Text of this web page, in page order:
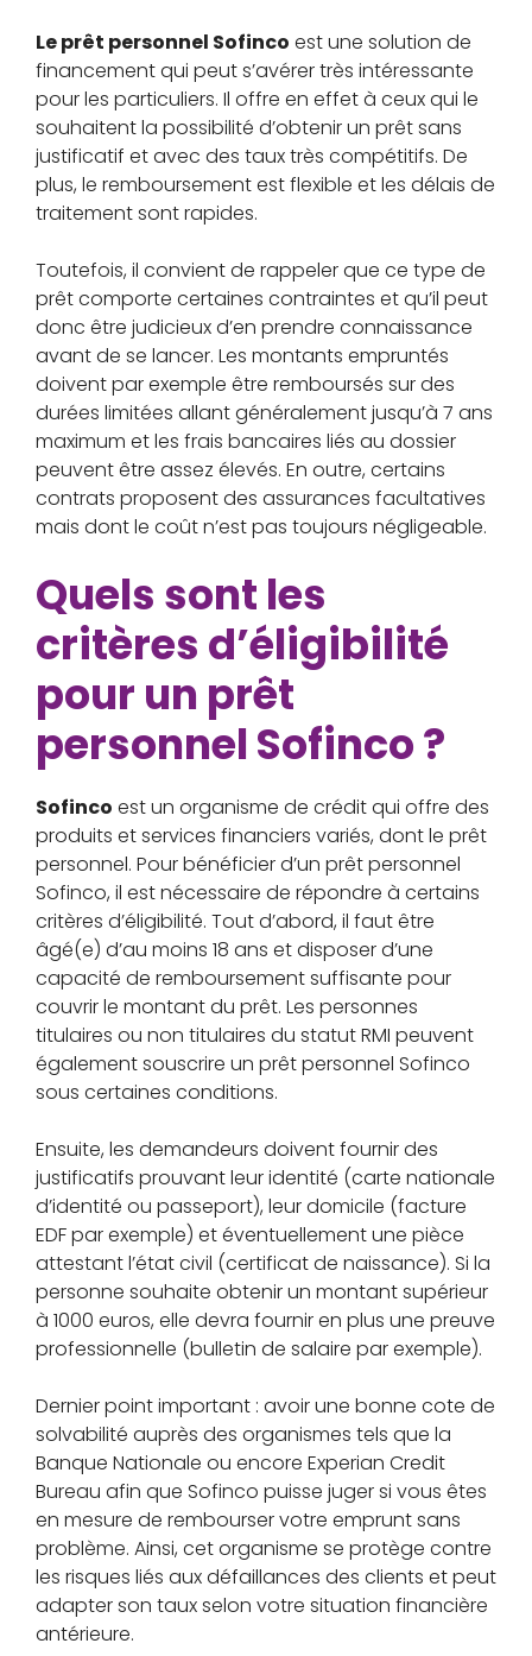
Le prêt personnel Sofinco est une solution de
financement qui peut s’avérer très intéressante
pour les particuliers. Il offre en effet à ceux qui le
souhaitent la possibilité d’obtenir un prêt sans
justificatif et avec des taux très compétitifs. De
plus, le remboursement est flexible et les délais de
traitement sont rapides.
Toutefois, il convient de rappeler que ce type de
prêt comporte certaines contraintes et qu’il peut
donc être judicieux d’en prendre connaissance
avant de se lancer. Les montants empruntés
doivent par exemple être remboursés sur des
durées limitées allant généralement jusqu’à 7 ans
maximum et les frais bancaires liés au dossier
peuvent être assez élevés. En outre, certains
contrats proposent des assurances facultatives
mais dont le coût n’est pas toujours négligeable.
Quels sont les
critères d’éligibilité
pour un prêt
personnel Sofinco ?
Sofinco est un organisme de crédit qui offre des
produits et services financiers variés, dont le prêt
personnel. Pour bénéficier d’un prêt personnel
Sofinco, il est nécessaire de répondre à certains
critères d’éligibilité. Tout d’abord, il faut être
âgé(e) d’au moins 18 ans et disposer d’une
capacité de remboursement suffisante pour
couvrir le montant du prêt. Les personnes
titulaires ou non titulaires du statut RMI peuvent
également souscrire un prêt personnel Sofinco
sous certaines conditions.
Ensuite, les demandeurs doivent fournir des
justificatifs prouvant leur identité (carte nationale
d’identité ou passeport), leur domicile (facture
EDF par exemple) et éventuellement une pièce
attestant l’état civil (certificat de naissance). Si la
personne souhaite obtenir un montant supérieur
à 1000 euros, elle devra fournir en plus une preuve
professionnelle (bulletin de salaire par exemple).
Dernier point important : avoir une bonne cote de
solvabilité auprès des organismes tels que la
Banque Nationale ou encore Experian Credit
Bureau afin que Sofinco puisse juger si vous êtes
en mesure de rembourser votre emprunt sans
problème. Ainsi, cet organisme se protège contre
les risques liés aux défaillances des clients et peut
adapter son taux selon votre situation financière
antérieure.